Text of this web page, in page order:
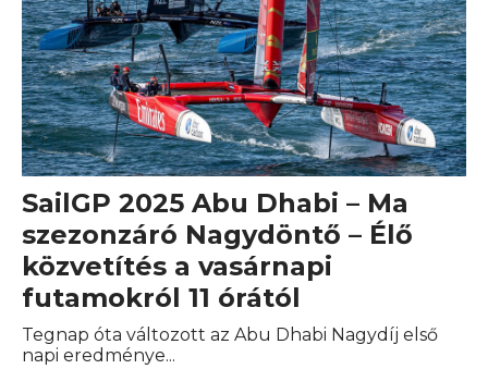
SailGP 2025 Abu Dhabi – Ma
szezonzáró Nagydöntő – Élő
közvetítés a vasárnapi
futamokról 11 órától
Tegnap óta változott az Abu Dhabi Nagydíj első
napi eredménye...